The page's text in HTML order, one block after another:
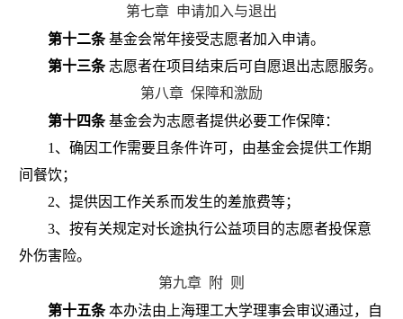
第七章 申请加入与退出
第十二条基金会常年接受志愿者加入申请。
第十三条志愿者在项目结束后可自愿退出志愿服务。
第八章 保障和激励
第十四条基金会为志愿者提供必要工作保障：
1 、确因工作需要且条件许可，由基金会提供工作期
间餐饮；
2、提供因工作关系而发生的差旅费等；
3、按有关规定对长途执行公益项目的志愿者投保意
外伤害险。
第九章
附 则
第十五条本办法由上海理工大学理事会审议通过，自